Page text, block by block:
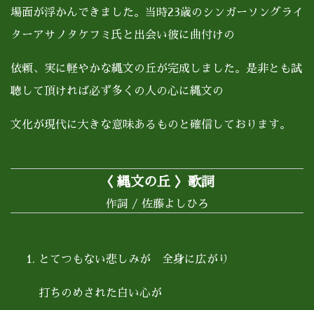
場面が浮かんできました。当時23歳のシンガーソングライ
ターアサノタケフミ氏と出会い彼に曲付けの
依頼、実に軽やかな縄文の丘が完成しました。是非とも試
聴して頂ければ必ず多くの人の心に縄文の
文化が現代に大きな意味あるものと確信しております。
〈 縄文の丘 〉歌詞
作詞 / 佐藤よしひろ
とてつもない悲しみが 全身に広がり
打ちのめされた白い心が